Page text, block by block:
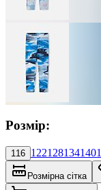
Розмір:
116 122128134140
Розмірна сітка